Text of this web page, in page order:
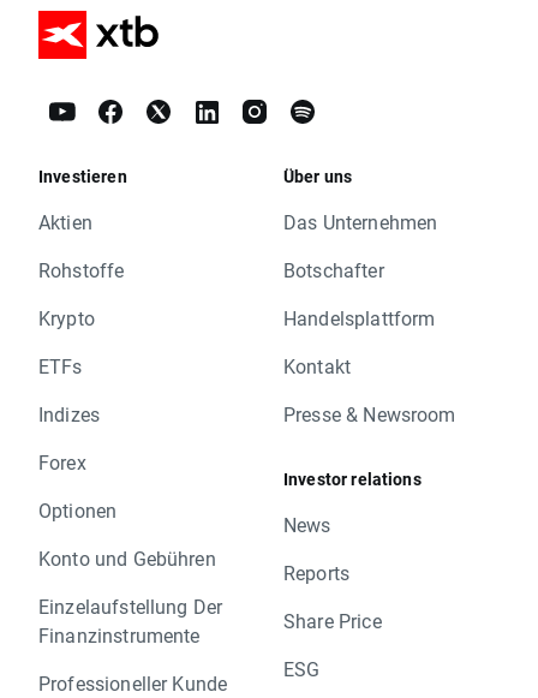
Investieren
Aktien
Rohstoffe
Krypto
ETFs
Indizes
Forex
Optionen
Konto und Gebühren
Einzelaufstellung Der
Finanzinstrumente
Professioneller Kunde
Über uns
Das Unternehmen
Botschafter
Handelsplattform
Kontakt
Presse & Newsroom
Investor relations
News
Reports
Share Price
ESG